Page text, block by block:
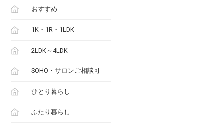
おすすめ
1K・1R・1LDK
2LDK～4LDK
SOHO・サロンご相談可
ひとり暮らし
ふたり暮らし